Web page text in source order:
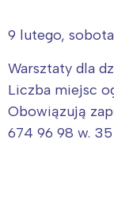
9 lutego,
Warsztaty dla
Liczba miejsc
Obowiązują
674 96 98 w. 35